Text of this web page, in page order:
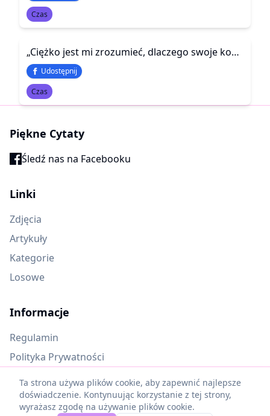
Czas
„Ciężko jest mi zrozumieć, dlaczego swoje kochających się osób, z biegiem czasu przestaje się szanować. Czas powinien utrwalać związek, a nie go niszczyć!”
Udostępnij
Czas
Piękne Cytaty
Śledź nas na Facebooku
Linki
Zdjęcia
Artykuły
Kategorie
Losowe
Informacje
Regulamin
Polityka Prywatności
Oczekujące materiały
Ta strona używa plików cookie, aby zapewnić najlepsze
doświadczenie. Kontynuując korzystanie z tej strony,
wyrażasz zgodę na używanie plików cookie.